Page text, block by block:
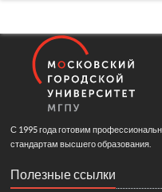
С 1995 года готовим
стандартам высшего образования.
Полезные ссылки